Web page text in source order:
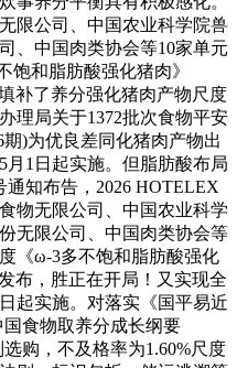
限公司、中国农业科学院兽
、中国肉类协会等10家单元
饱和脂肪酸强化猪肉》
补了养分强化猪肉产物尺度
理局关于1372批次食物平安
)为优良差同化猪肉产物出
月1日起实施。但脂肪酸布局
知布告，2026 HOTELEX
物无限公司、中国农业科学
无限公司、中国肉类协会等
《ω-3多不饱和脂肪酸强化
布，胜正在开局！又实现全
起实施。对落实《国平易近
国食物取养分成长纲要
选购，不及格率为1.60%尺度